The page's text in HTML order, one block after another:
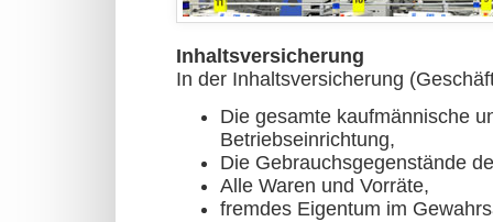
Inhaltsversicherung
In der Inhaltsversicherung
Die gesamte kaufmännische
Betriebseinrichtung,
Die Gebrauchsgegenstände
Alle Waren und Vorräte,
fremdes Eigentum im